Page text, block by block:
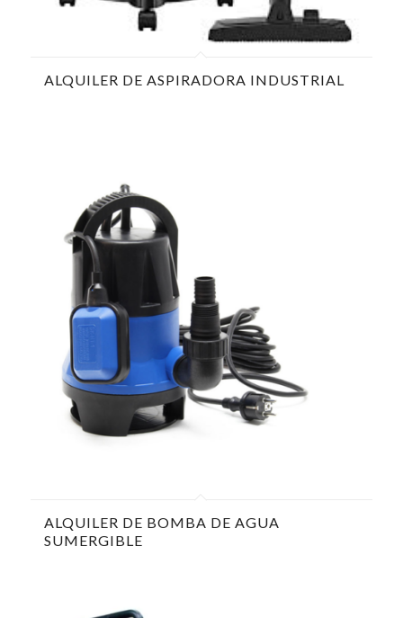
ALQUILER DE ASPIRADORA INDUSTRIAL
ALQUILER DE BOMBA DE AGUA
SUMERGIBLE